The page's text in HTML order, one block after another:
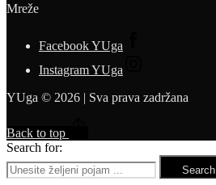
Mreže
Facebook YUga
Instagram YUga
YUga © 2026 | Sva prava zadržana
Back to top
Search for:
Search